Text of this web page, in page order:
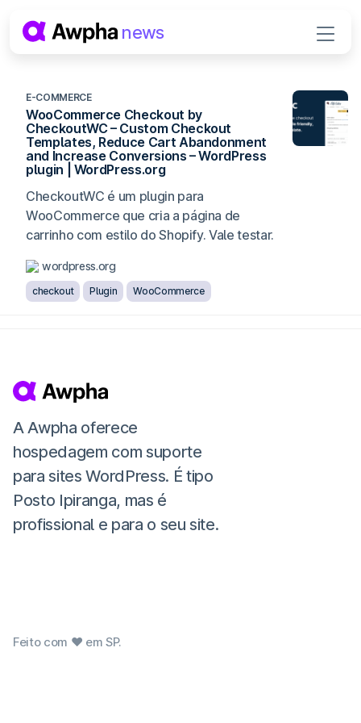
E-COMMERCE
WooCommerce Checkout by
CheckoutWC – Custom Checkout
Templates, Reduce Cart Abandonment
and Increase Conversions – WordPress
plugin | WordPress.org
CheckoutWC é um plugin para
WooCommerce que cria a página de
carrinho com estilo do Shopify. Vale testar.
wordpress.org
checkout Plugin WooCommerce
Navegação principal
news
A Awpha oferece
hospedagem com suporte
para sites WordPress. É tipo
Posto Ipiranga, mas é
profissional e para o seu site.
Feito com ❤ em SP.